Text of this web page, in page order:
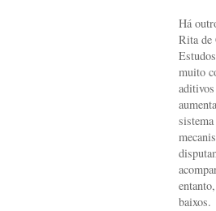
Há
Rita de
muito
baixos.